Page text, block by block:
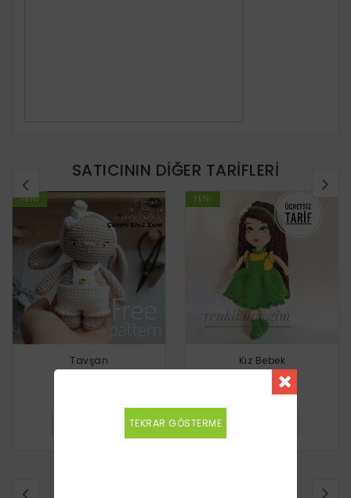
SATICININ DIĞER TARIFLERI
YENI
Tavşan
YENI
Kız Bebek
Ücretsiz
TEKRAR GÖSTERME